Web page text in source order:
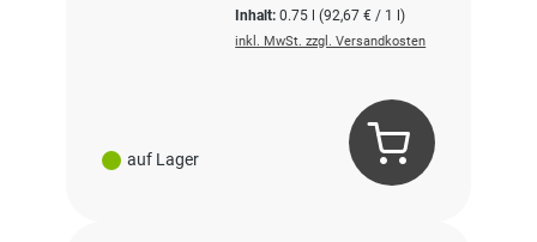
auf Lager
Inhalt:0.75 l(92,67 € / 1 l)
inkl. MwSt. zzgl. Versandkosten